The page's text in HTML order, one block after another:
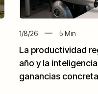
1/8/26 5 Min
La productividad
año y la
ganancias